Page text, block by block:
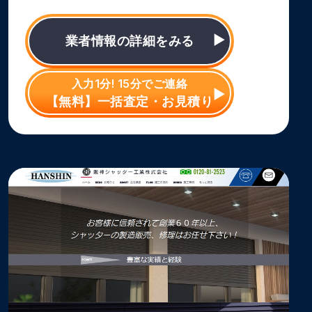
業者情報の詳細をみる
入力1分! 15分でご連絡
【無料】一括査定・お見積り